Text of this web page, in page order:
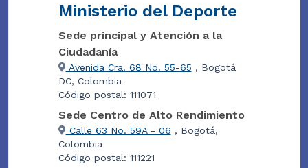
Ministerio del Deporte
Sede principal y Atención a la
Ciudadanía
Avenida Cra. 68 No. 55-65 , Bogotá
DC, Colombia
Código postal: 111071
Sede Centro de Alto Rendimiento
Calle 63 No. 59A - 06 , Bogotá,
Colombia
Código postal: 111221